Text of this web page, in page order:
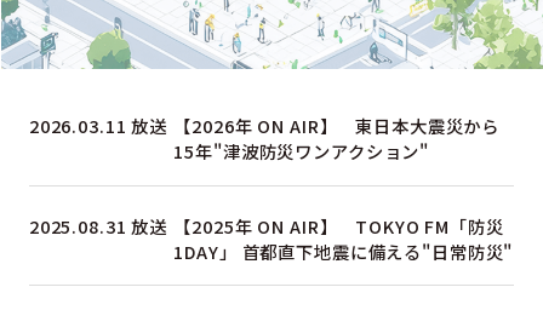
2026.03.11 放送
【2026年 ON AIR】 東日本大震災から
15年"津波防災ワンアクション"
2025.08.31 放送
【2025年 ON AIR】 TOKYO FM「防災
1DAY」 首都直下地震に備える"日常防災"